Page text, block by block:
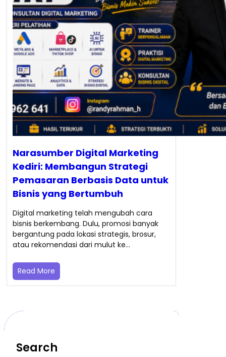
Narasumber Digital Marketing
Kediri: Membangun Strategi
Pemasaran Berbasis Data untuk
Bisnis yang Bertumbuh
Digital marketing telah mengubah cara
bisnis berkembang. Dulu, promosi banyak
bergantung pada lokasi strategis, brosur,
atau rekomendasi dari mulut ke…
Read More
Search